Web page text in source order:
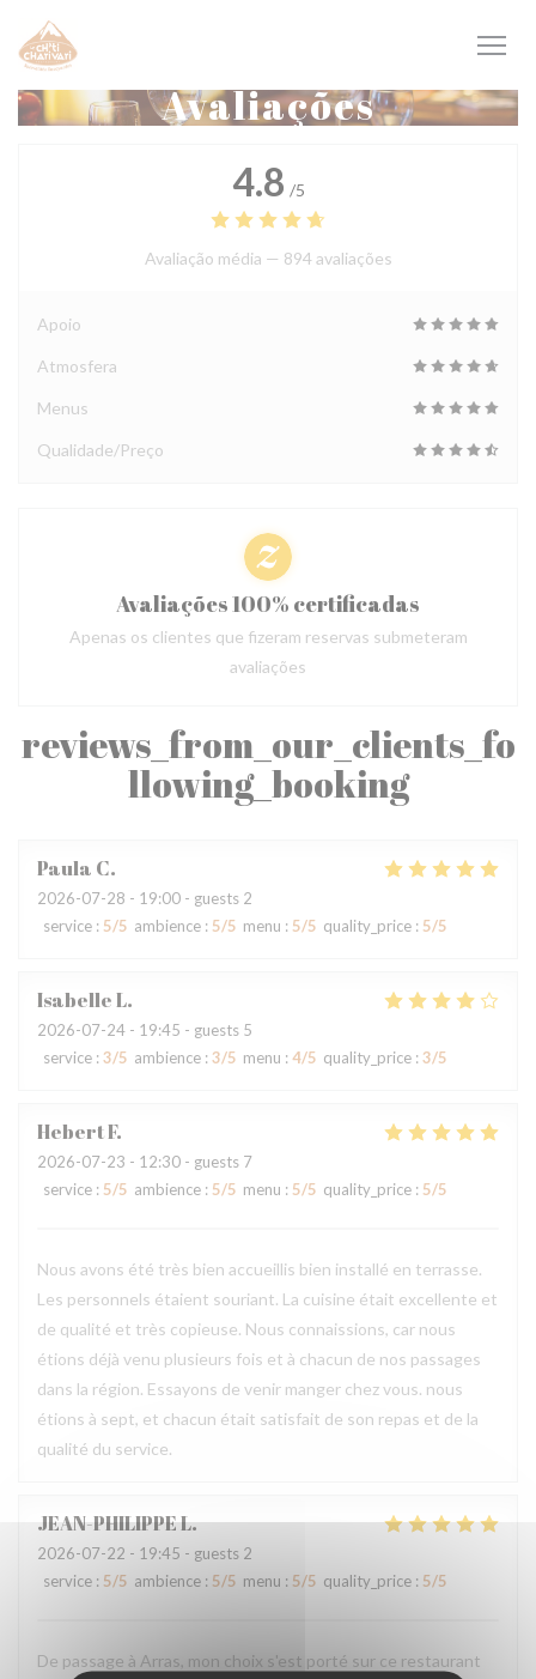
Painel de Gerenciamento de Cookies
Avaliações
reviews_from_our_clients_fo
llowing_booking
Paula C
2026-07-28 - 19:00 - guests 2
service : 5/5 ambience : 5/5 menu : 5/5 quality_price : 5/5
IsabelleL
2026-07-24 - 19:45 - guests 5
service : 3/5 ambience : 3/5 menu : 4/5 quality_price : 3/5
HebertF
2026-07-23 - 12:30 - guests 7
service : 5/5 ambience : 5/5 menu : 5/5 quality_price : 5/5
Nous avons été très bien accueillis bien installé en terrasse.
Les personnels étaient souriant. La cuisine était excellente et
de qualité et très copieuse. Nous connaissions, car nous
étions déjà venu plusieurs fois et à chacun de nos passages
dans la région. Essayons de venir manger chez vous. nous
étions à sept, et chacun était satisfait de son repas et de la
qualité du service.
JEAN-PHILIPPEL
2026-07-22 - 19:45 - guests 2
service : 5/5 ambience : 5/5 menu : 5/5 quality_price : 5/5
De passage à Arras, mon choix s'est porté sur ce restaurant
4.8 /5
Avaliação média — 894 avaliações
Apoio
Atmosfera
Menus
Qualidade/Preço
Avaliações 100% certificadas
Apenas os clientes que fizeram reservas submeteram
avaliações